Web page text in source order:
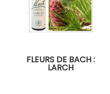
FLEURS DE BACH :
LARCH